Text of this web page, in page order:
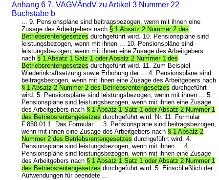
Anhang 6 7. VAGVÄndV zu Artikel 3 Nummer 22
Buchstabe b
... 9. Pensionspläne sind beitragsbezogen, wenn mit ihnen eine
Zusage des Arbeitgebers nach § 1 Absatz 2 Nummer 2 des
Betriebsrentengesetzes durchgeführt wird. 10. Pensionspläne sind
leistungsbezogen, wenn mit ihnen ... 10. Pensionspläne sind
leistungsbezogen, wenn mit ihnen eine Zusage des Arbeitgebers
nach § 1 Absatz 1 Satz 1 oder Absatz 2 Nummer 1 des
Betriebsrentengesetzes durchgeführt wird. 11. Zum Beispiel
Wiederinkraftsetzung sowie Erhöhung der ... 4. Pensionspläne sind
beitragsbezogen, wenn mit ihnen eine Zusage des Arbeitgebers nach
§ 1 Absatz 2 Nummer 2 des Betriebsrentengesetzes durchgeführt
wird. 5. Pensionspläne sind leistungsbezogen, wenn mit ihnen ... 5.
Pensionspläne sind leistungsbezogen, wenn mit ihnen eine Zusage
des Arbeitgebers nach § 1 Absatz 1 Satz 1 oder Absatz 2 Nummer 1
des Betriebsrentengesetzes durchgeführt wird. Nr. 11: Formular
F.850.01 1. Das Formular ... 3. Pensionspläne sind beitragsbezogen,
wenn mit ihnen eine Zusage des Arbeitgebers nach § 1 Absatz 2
Nummer 2 des Betriebsrentengesetzes durchgeführt wird. 4.
Pensionspläne sind leistungsbezogen, wenn mit ihnen ... 4.
Pensionspläne sind leistungsbezogen, wenn mit ihnen eine Zusage
des Arbeitgebers nach § 1 Absatz 1 Satz 1 oder Absatz 2 Nummer 1
des Betriebsrentengesetzes durchgeführt wird. 5. Einschließlich der
Aufwendungen für beendete ...